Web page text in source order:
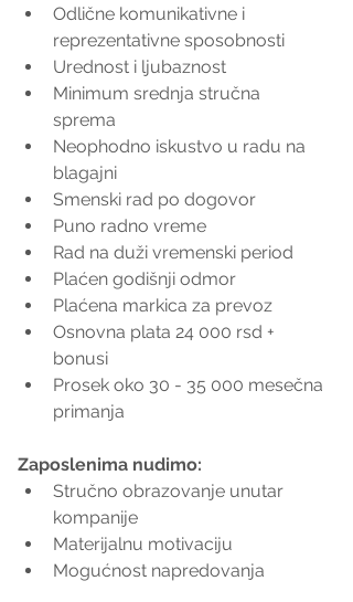
Odlične komunikativne i
reprezentativne sposobnosti
Urednost i ljubaznost
Minimum srednja stručna
sprema
Neophodno iskustvo u radu na
blagajni
Smenski rad po dogovor
Puno radno vreme
Rad na duži vremenski period
Plaćen godišnji odmor
Plaćena markica za prevoz
Osnovna plata 24 000 rsd +
bonusi
Prosek oko 30 - 35 000 mesečna
primanja
Zaposlenima nudimo:
Stručno obrazovanje unutar
kompanije
Materijalnu motivaciju
Mogućnost napredovanja